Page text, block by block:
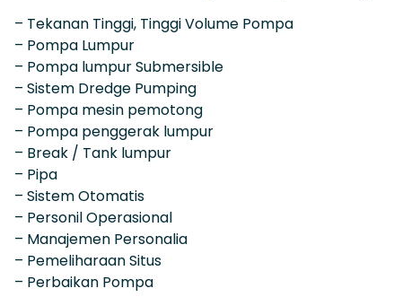
– Tekanan Tinggi, Tinggi Volume Pompa
– Pompa Lumpur
– Pompa lumpur Submersible
– Sistem Dredge Pumping
– Pompa mesin pemotong
– Pompa penggerak lumpur
– Break / Tank lumpur
– Pipa
– Sistem Otomatis
– Personil Operasional
– Manajemen Personalia
– Pemeliharaan Situs
– Perbaikan Pompa